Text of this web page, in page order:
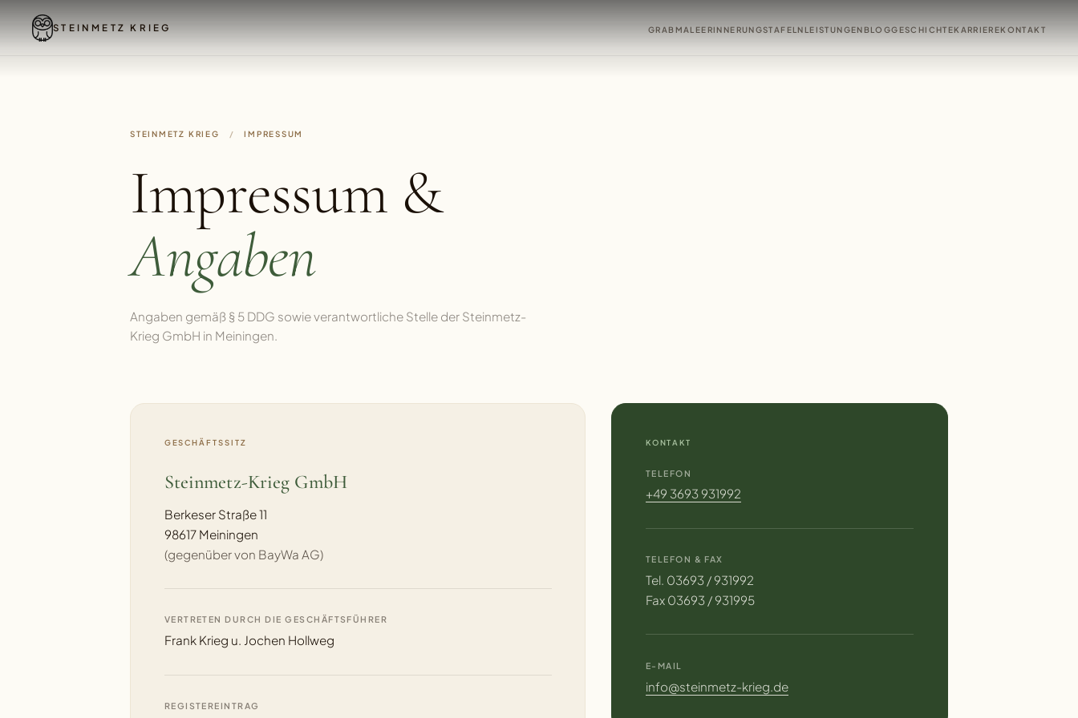
STEINMETZ KRIEG GRABMALEERINNERUNGSTAFELN LEISTUNGEN BLOGGESCHICHTEKARRIEREKONTAKT
STEINMETZ KRIEG / IMPRESSUM
Impressum &
Angaben
Angaben gemäß § 5 DDG sowie verantwortliche Stelle der Steinmetz-
Krieg GmbH in Meiningen.
GESCHÄFTSSITZ
Steinmetz-Krieg GmbH
Berkeser Straße 11
98617 Meiningen
(gegenüber von BayWa AG)
VERTRETEN DURCH DIE GESCHÄFTSFÜHRER
Frank Krieg u. Jochen Hollweg
REGISTEREINTRAG
KONTAKT
TELEFON
+49 3693 931992
TELEFON & FAX
Tel. 03693 / 931992
Fax 03693 / 931995
E-MAIL
info@steinmetz-krieg.de